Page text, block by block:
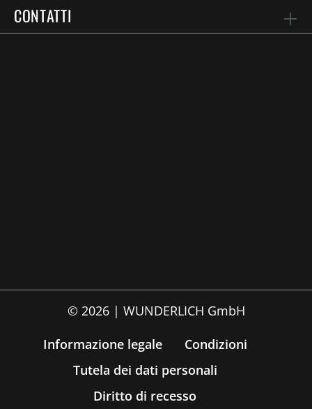
CONTATTI
© 2026 | WUNDERLICH GmbH
Informazione legale
Condizioni
Tutela dei dati personali
Diritto di recesso